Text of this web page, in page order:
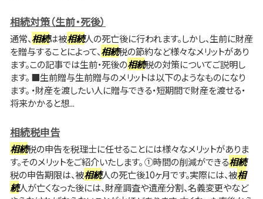
相続対策（生前・死後）
通常、相続は被相続人の死亡後に行われます。しかし、生前に財産
を贈与することによって、相続税の節約など様々なメリットがあり
ます。この記事では生前・死後の相続税の対策についてご説明し
ます。 ■生前贈与生前贈与のメリットは以下のようなものになり
ます。 ・財産を渡したい人に贈与できる・短期間で財産を渡せる・
将来かかると想...
相続税申告
相続税の申告を税理士に任せることには様々なメリットがありま
す。そのメリットをご紹介いたします。 ①時間の削減ができる相続
税の申告期限は、被相続人の死亡後10ヶ月です。実際には、被相
続人が亡くなった後には、財産調査や遺産分割、名義変更やなど